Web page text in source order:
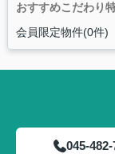
おすすめこだわり
会員限定物件(0件)
045-482-